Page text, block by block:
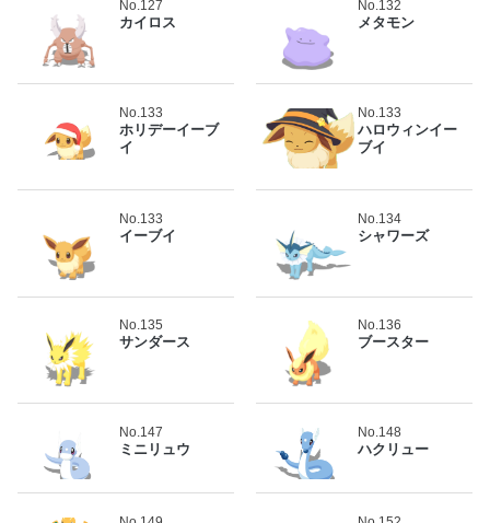
No.127
カイロス
No.132
メタモン
No.133
ホリデーイーブ
イ
No.133
ハロウィンイー
ブイ
No.133
イーブイ
No.134
シャワーズ
No.135
サンダース
No.136
ブースター
No.147
ミニリュウ
No.148
ハクリュー